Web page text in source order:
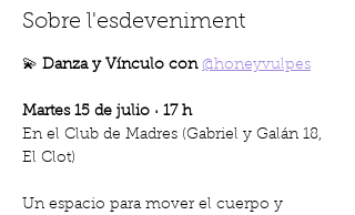
Sobre l'esdeveniment
💫 Danza y Vínculo con @honeyvulpes
Martes 15 de julio · 17 h
En el Club de Madres (Gabriel y Galán 18,
El Clot)
Un espacio para mover el cuerpo y